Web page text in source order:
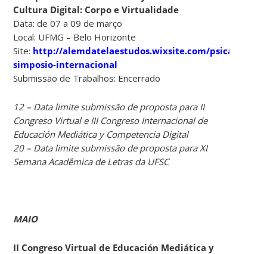
Cultura Digital: Corpo e Virtualidade
Data: de 07 a 09 de março
Local: UFMG – Belo Horizonte
Site: http://alemdatelaestudos.wixsite.com/psicanalise/
simposio-internacional
Submissão de Trabalhos: Encerrado
12 – Data limite submissão de proposta para II
Congreso Virtual e III Congreso Internacional de
Educación Mediática y Competencia Digital
20 – Data limite submissão de proposta para XI
Semana Acadêmica de Letras da UFSC
MAIO
II Congreso Virtual de Educación Mediática y